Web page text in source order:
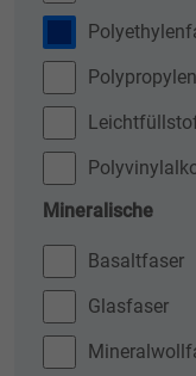
Mineralische
Basaltfaser
Glasfaser